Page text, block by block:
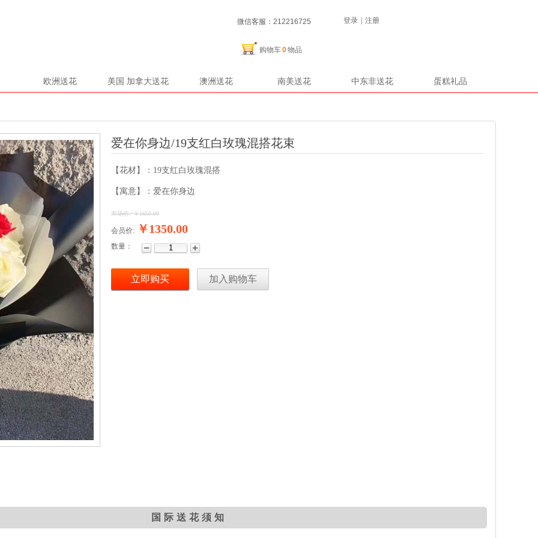
登录 注册
购物车0物品
欧洲送花 美国 加拿大送花 澳洲送花 南美送花 中东非送花 蛋糕礼品
微信客服：212216725
爱在你身边/19支红白玫瑰混搭花束
【花材】：19支红白玫瑰混搭
【寓意】：爱在你身边
市场价: ￥1650.00
会员价: ￥1350.00
数量：
立即购买 加入购物车
国际送花须知